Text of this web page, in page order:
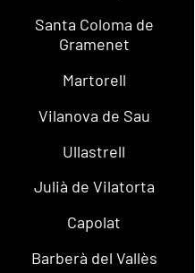
Santa Coloma de
Gramenet
Martorell
Vilanova de Sau
Ullastrell
Julià de Vilatorta
Capolat
Barberà del Vallès